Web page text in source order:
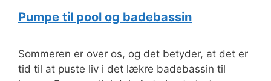
Pumpe til pool og badebassin
Sommeren er over os, og det betyder, at det er
tid til at puste liv i det lækre badebassin til